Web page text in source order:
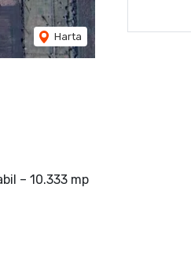
Harta
– 10.333 mp